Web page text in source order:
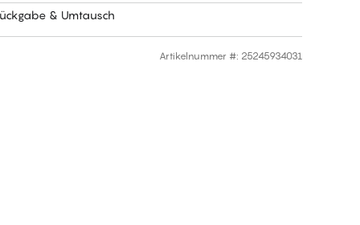
& Umtausch
Artikelnummer #: 25245934031